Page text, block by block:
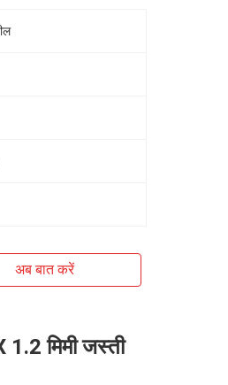
अब बात करें
मिमी जस्ती